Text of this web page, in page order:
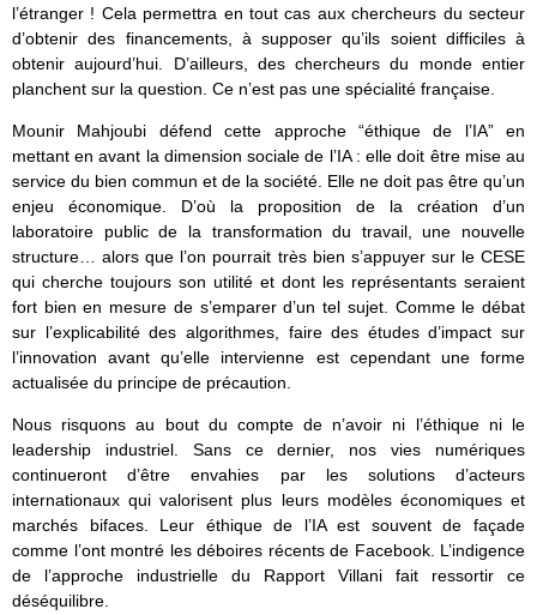
l’étranger ! Cela permettra en tout cas aux chercheurs du secteur
d’obtenir des financements, à supposer qu’ils soient difficiles à
obtenir aujourd’hui. D’ailleurs, des chercheurs du monde entier
planchent sur la question. Ce n’est pas une spécialité française.
Mounir Mahjoubi défend cette approche “éthique de l’IA” en
mettant en avant la dimension sociale de l’IA : elle doit être mise au
service du bien commun et de la société. Elle ne doit pas être qu’un
enjeu économique. D’où la proposition de la création d’un
laboratoire public de la transformation du travail, une nouvelle
structure… alors que l’on pourrait très bien s’appuyer sur le CESE
qui cherche toujours son utilité et dont les représentants seraient
fort bien en mesure de s’emparer d’un tel sujet. Comme le débat
sur l’explicabilité des algorithmes, faire des études d’impact sur
l’innovation avant qu’elle intervienne est cependant une forme
actualisée du principe de précaution.
Nous risquons au bout du compte de n’avoir ni l’éthique ni le
leadership industriel. Sans ce dernier, nos vies numériques
continueront d’être envahies par les solutions d’acteurs
internationaux qui valorisent plus leurs modèles économiques et
marchés bifaces. Leur éthique de l’IA est souvent de façade
comme l’ont montré les déboires récents de Facebook. L’indigence
de l’approche industrielle du Rapport Villani fait ressortir ce
déséquilibre.